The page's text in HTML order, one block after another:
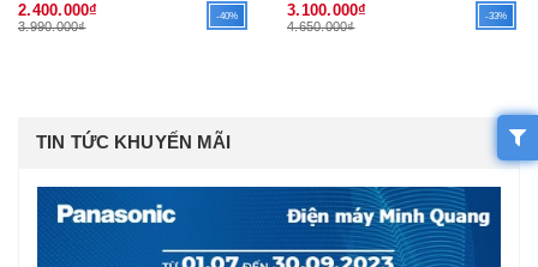
2.400.000₫
3.990.000₫
-40% 3.100.000₫
4.650.000₫
-33%
TIN TỨC KHUYẾN MÃI